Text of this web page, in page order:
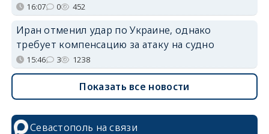
16:07 0 452
Иран отменил удар по Украине, однако
требует компенсацию за атаку на судно
15:46 3 1238
Показать все новости
Севастополь на связи